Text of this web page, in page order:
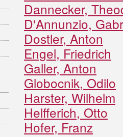
Dannecker,
D'Annunzio,
Dostler, Anton
Engel, Friedrich
Galler, Anton
Globocnik, Odilo
Harster, Wilhelm
Helfferich, Otto
Hofer, Franz